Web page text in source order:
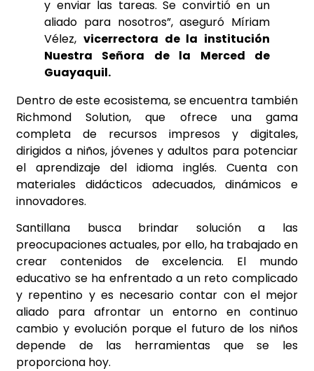
y enviar las tareas. Se convirtió en un
aliado para nosotros”, aseguró Míriam
Vélez, vicerrectora de la institución
Nuestra Señora de la Merced de
Guayaquil.
Dentro de este ecosistema, se encuentra también
Richmond Solution, que ofrece una gama
completa de recursos impresos y digitales,
dirigidos a niños, jóvenes y adultos para potenciar
el aprendizaje del idioma inglés. Cuenta con
materiales didácticos adecuados, dinámicos e
innovadores.
Santillana busca brindar solución a las
preocupaciones actuales, por ello, ha trabajado en
crear contenidos de excelencia. El mundo
educativo se ha enfrentado a un reto complicado
y repentino y es necesario contar con el mejor
aliado para afrontar un entorno en continuo
cambio y evolución porque el futuro de los niños
depende de las herramientas que se les
proporciona hoy.